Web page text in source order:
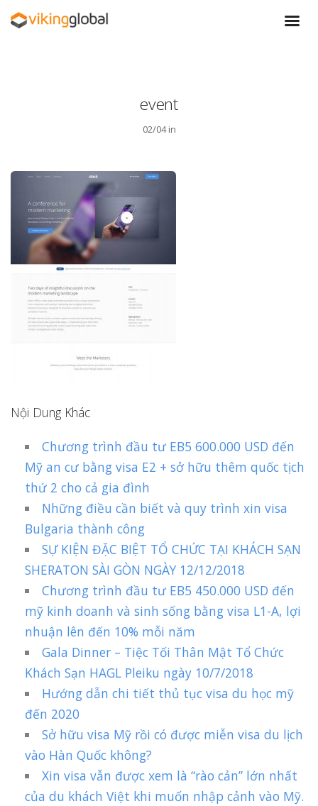
event
02/04 in
Nội Dung Khác
Chương trình đầu tư EB5 600.000 USD đến
Mỹ an cư bằng visa E2 + sở hữu thêm quốc tịch
thứ 2 cho cả gia đình
Những điều cần biết và quy trình xin visa
Bulgaria thành công
SỰ KIỆN ĐẶC BIỆT TỔ CHỨC TẠI KHÁCH SẠN
SHERATON SÀI GÒN NGÀY 12/12/2018
Chương trình đầu tư EB5 450.000 USD đến
mỹ kinh doanh và sinh sống bằng visa L1-A, lợi
nhuận lên đến 10% mỗi năm
Gala Dinner – Tiệc Tối Thân Mật Tổ Chức
Khách Sạn HAGL Pleiku ngày 10/7/2018
Hướng dẫn chi tiết thủ tục visa du học mỹ
đến 2020
Sở hữu visa Mỹ rồi có được miễn visa du lịch
vào Hàn Quốc không?
Xin visa vẫn được xem là “rào cản” lớn nhất
của du khách Việt khi muốn nhập cảnh vào Mỹ.